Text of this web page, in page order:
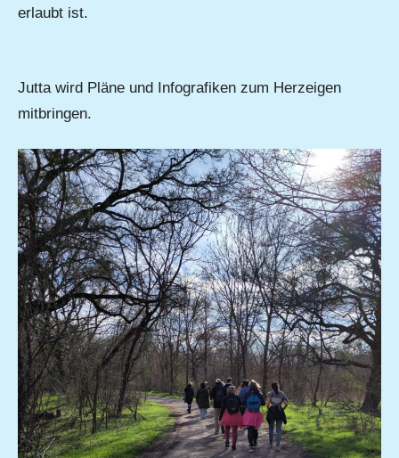
erlaubt ist.
Jutta wird Pläne und Infografiken zum Herzeigen
mitbringen.